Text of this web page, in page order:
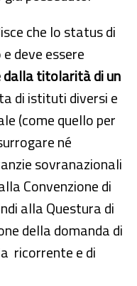
che lo status di
deve essere
dalla titolarità di un
di istituti diversi e
(come quello per
né
sovranazionali
Convenzione di
alla Questura di
della domanda di
ricorrente e di